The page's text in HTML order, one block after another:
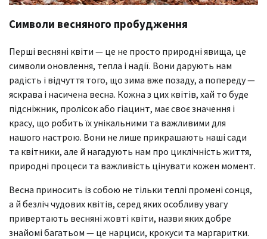
Символи весняного пробудження
Перші весняні квіти — це не просто природні явища, це
символи оновлення, тепла і надії. Вони дарують нам
радість і відчуття того, що зима вже позаду, а попереду —
яскрава і насичена весна. Кожна з цих квітів, хай то буде
підсніжник, пролісок або гіацинт, має своє значення і
красу, що робить їх унікальними та важливими для
нашого настрою. Вони не лише прикрашають наші сади
та квітники, але й нагадують нам про циклічність життя,
природні процеси та важливість цінувати кожен момент.
Весна приносить із собою не тільки теплі промені сонця,
а й безліч чудових квітів, серед яких особливу увагу
привертають весняні жовті квіти, назви яких добре
знайомі багатьом — це нарциси, крокуси та маргаритки.